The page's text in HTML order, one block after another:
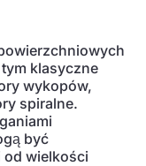
klasyczne
wykopów,
spiralne.
być
od wielkości